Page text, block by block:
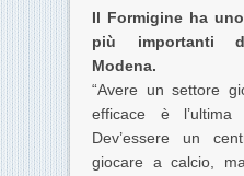
Il Formigine ha
più importanti
Modena.
“Avere un settore
efficace è
Dev’essere un
giocare a calcio,